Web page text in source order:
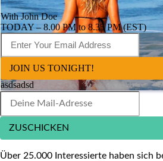
With John Doe
TODAY – 8.00 PM to 8.35 PM (EST)
JOIN US TONIGHT!
asdsadsd
ZUSCHICKEN
Über 25.000 Interessierte haben sich